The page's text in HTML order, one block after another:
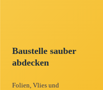
Baustelle sauber
abdecken
Folien, Vlies und